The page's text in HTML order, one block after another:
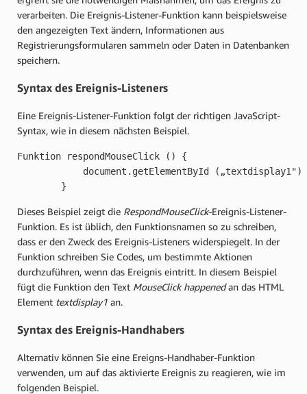
verarbeiten. Die Ereignis-Listener-Funktion kann beispielsweise
den angezeigten Text ändern, Informationen aus
Registrierungsformularen sammeln oder Daten in Datenbanken
speichern.
Syntax des Ereignis-Listeners
Eine Ereignis-Listener-Funktion folgt der richtigen JavaScript-
Syntax, wie in diesem nächsten Beispiel.
Funktion respondMouseClick () {
document.getElementById („textdisplay1")
}
Dieses Beispiel zeigt die RespondMouseClick-Ereignis-Listener-
Funktion. Es ist üblich, den Funktionsnamen so zu schreiben,
dass er den Zweck des Ereignis-Listeners widerspiegelt. In der
Funktion schreiben Sie Codes, um bestimmte Aktionen
durchzuführen, wenn das Ereignis eintritt. In diesem Beispiel
fügt die Funktion den Text MouseClick happenedan das HTML
Element textdisplay1 an.
Syntax des Ereignis-Handhabers
Alternativ können Sie eine Ereigns-Handhaber-Funktion
verwenden, um auf das aktivierte Ereignis zu reagieren, wie im
folgenden Beispiel.